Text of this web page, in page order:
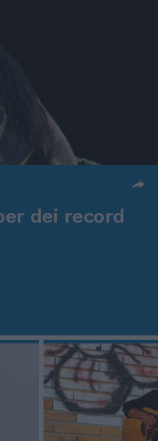
dei record